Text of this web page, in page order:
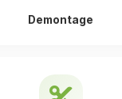
Demontage